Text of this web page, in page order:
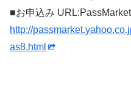
■お申込み
http://
as8.html